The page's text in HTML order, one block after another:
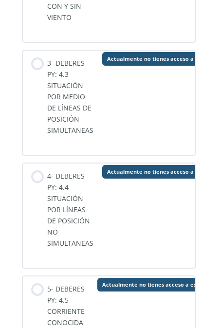
CON Y SIN
VIENTO
3- DEBERES
PY: 4.3
SITUACIÓN
POR MEDIO
DE LÍNEAS DE
POSICIÓN
SIMULTANEAS
Actualmente no tienes acceso a este
4- DEBERES
PY: 4.4
SITUACIÓN
POR LÍNEAS
DE POSICIÓN
NO
SIMULTANEAS
Actualmente no tienes acceso a este
5- DEBERES
PY: 4.5
CORRIENTE
CONOCIDA
Actualmente no tienes acceso a este